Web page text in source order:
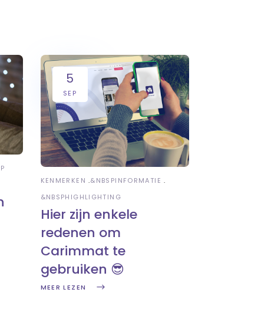
5
SEP
KENMERKEN &NBSPINFORMATIE
&NBSPHIGHLIGHTING
Hier zijn enkele
redenen om
Carimmat te
gebruiken 😎
MEER LEZEN